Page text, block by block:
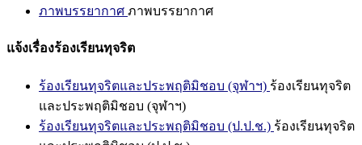
ภาพบรรยากาศ ภาพบรรยากาศ
แจ้งเรื่องร้องเรียนทุจริต
ร้องเรียนทุจริตและประพฤติมิชอบ (จุฬาฯ) ร้องเรียนทุจริต
และประพฤติมิชอบ (จุฬาฯ)
ร้องเรียนทุจริตและประพฤติมิชอบ (ป.ป.ช.) ร้องเรียนทุจริต